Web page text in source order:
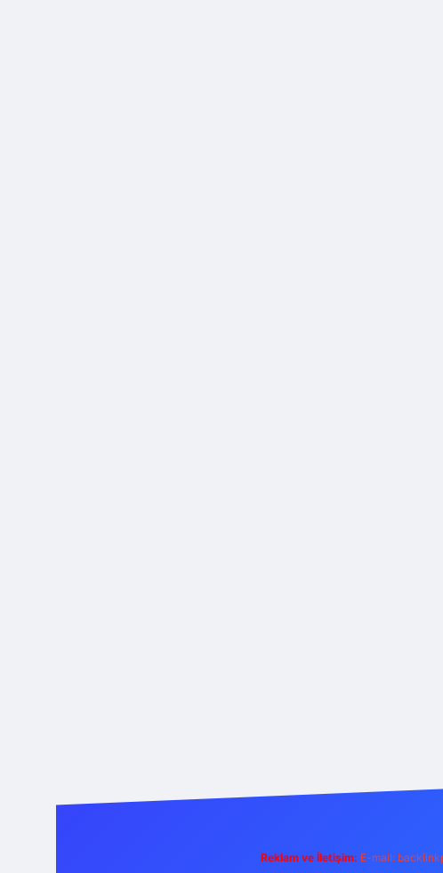
Reklam ve İletişim: E-mail: